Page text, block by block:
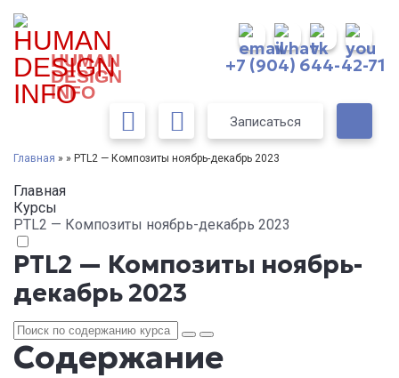
HUMAN
DESIGN
INFO
+7 (904) 644-42-71
Записаться
Главная » » PTL2 — Композиты ноябрь-декабрь 2023
Главная
Курсы
PTL2 — Композиты ноябрь-декабрь 2023
PTL2 — Композиты ноябрь-
декабрь 2023
Содержание